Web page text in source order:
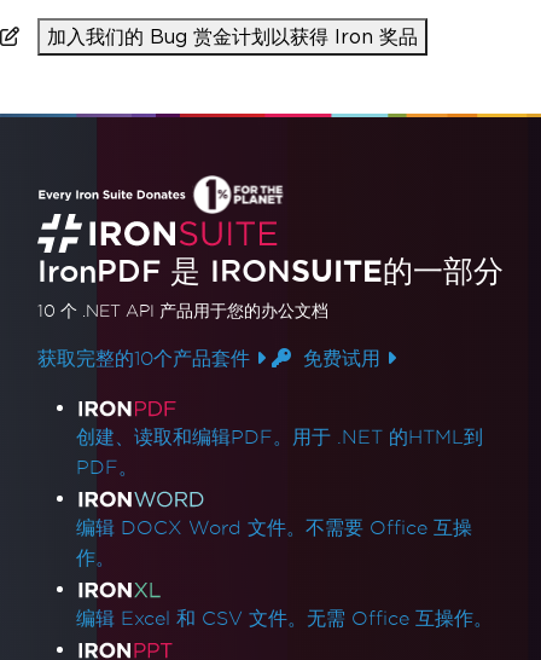
加入我们的 Bug 赏金计划以获得 Iron 奖品
IronPDF 是 IRONSUITE的一部分
10 个 .NET API 产品 用于您的办公文档
获取完整的10个产品套件 免费试用
产品链接
创建、读取和编辑PDF。用于 .NET 的HTML到
PDF。
编辑 DOCX Word 文件。不需要 Office 互操
作。
编辑 Excel 和 CSV 文件。无需 Office 互操作。